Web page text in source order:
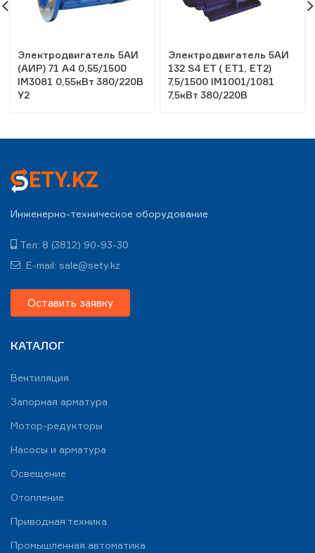
Электродвигатель 5АИ
(АИР) 71 А4 0,55/1500
IM3081 0,55кВт 380/220В
У2
Электродвигатель 5АИ
132 S4 ЕT ( ЕТ1, ЕT2)
7,5/1500 IM1001/1081
7,5кВт 380/220В
Инженерно-техническое оборудование
Тел: 8 (3812) 90-93-30
E-mail: sale@sety.kz
Оставить заявку
КАТАЛОГ
Вентиляция
Запорная арматура
Мотор-редукторы
Насосы и арматура
Освещение
Отопление
Приводная техника
Промышленная автоматика